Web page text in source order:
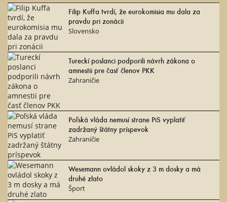
Filip Kuffa tvrdí, že eurokomisia mu dala za
pravdu pri zonácii
Slovensko
Tureckí poslanci podporili návrh zákona o
amnestii pre časť členov PKK
Zahraničie
Poľská vláda nemusí strane PiS vyplatiť
zadržaný štátny príspevok
Zahraničie
Wesemann ovládol skoky z 3 m dosky a má
druhé zlato
Šport